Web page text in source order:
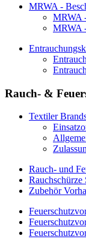
MRWA -
MRWA
MRWA
Rauch- &
Textiler
Rauch- und
Rauchschürze
Zubehör